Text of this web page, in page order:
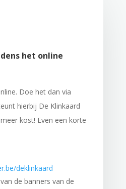
het online
Doe het dan via
hierbij De Klinkaard
kost! Even een korte
deklinkaard
de banners van de